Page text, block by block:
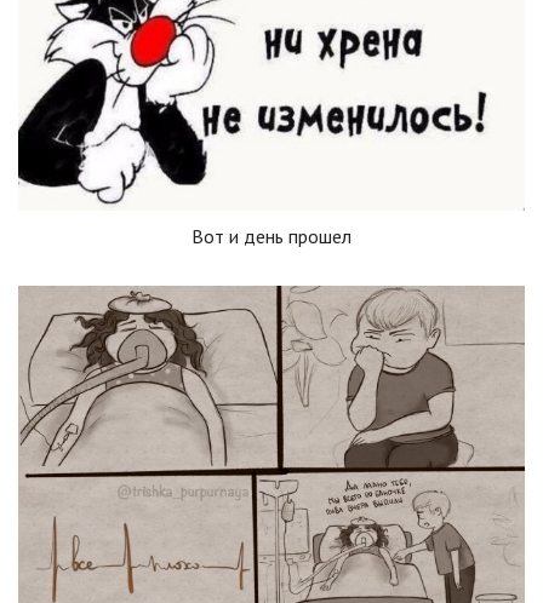
Вот и день прошел